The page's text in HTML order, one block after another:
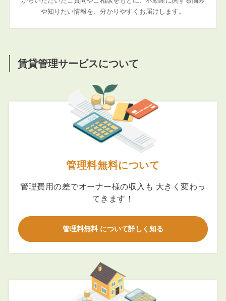
や知りたい情報を、分かりやすくお届けします。
賃貸管理サービスについて
管理料無料について
管理費用の差でオーナー様の収入も 大きく変わっ
てきます！
管理料無料 について詳しく知る